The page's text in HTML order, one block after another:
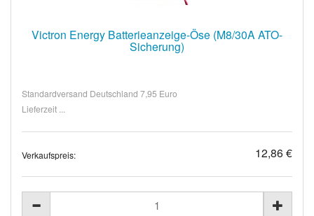
Victron Energy Batterieanzeige-Öse (M8/30A ATO-
Sicherung)
Standardversand Deutschland 7,95 Euro
Lieferzeit ...
Verkaufspreis: 12,86 €